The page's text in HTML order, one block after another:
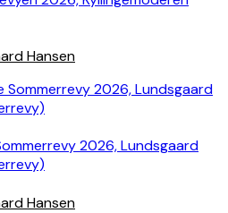
Hansen
2026, Lundsgaard
Hansen